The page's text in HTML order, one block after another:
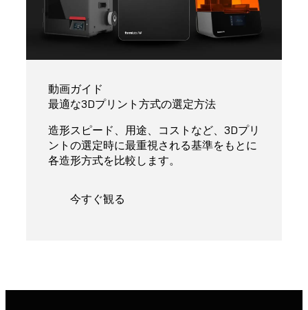
動画ガイド
最適な3Dプリント方式の選定方法
造形スピード、用途、コストなど、3Dプリ
ントの選定時に最重視される基準をもとに
各造形方式を比較します。
今すぐ観る